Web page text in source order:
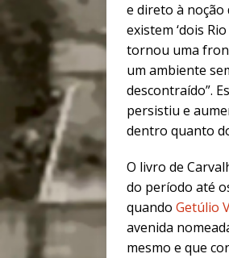
e direto à noção
existem ‘dois
tornou uma
um ambiente
descontraído”.
persistiu e
dentro quanto
O livro de
do período até
quando Getúlio
avenida
mesmo e que